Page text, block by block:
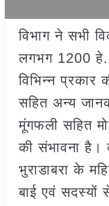
विभाग ने सभी
लगभग 1200 हे.
विभिन्न
सहित अन्य
मूंगफली सहित
की संभावना है।
भुराडाबरा के
बाई एवं सदस्यों